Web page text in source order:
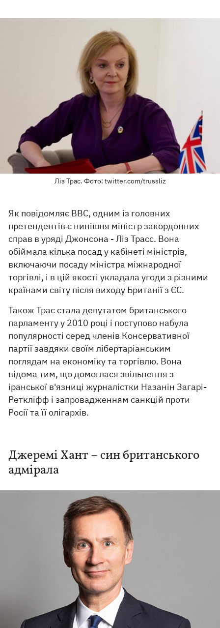
Ліз Трас. Фото: twitter.com/trussliz
Як повідомляє ВВС, одним із головних
претендентів є нинішня міністр закордонних
справ в уряді Джонсона - Ліз Трасс. Вона
обіймала кілька посад у кабінеті міністрів,
включаючи посаду міністра міжнародної
торгівлі, і в цій якості укладала угоди з різними
країнами світу після виходу Британії з ЄС.
Також Трас стала депутатом британського
парламенту у 2010 році і поступово набула
популярності серед членів Консервативної
партії завдяки своїм лібертаріанським
поглядам на економіку та торгівлю. Вона
відома тим, що домоглася звільнення з
іранської в'язниці журналістки Назанін Загарі-
Реткліфф і запровадженням санкцій проти
Росії та її олігархів.
Джеремі Хант – син британського
адмірала